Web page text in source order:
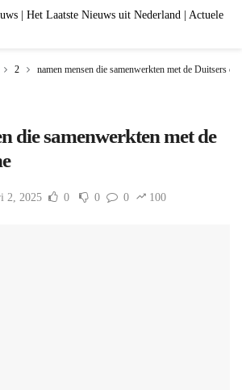
2 namen mensen die samenwerkten met de Duitsers
die samenwerkten met de
2, 2025 0 0 0 100